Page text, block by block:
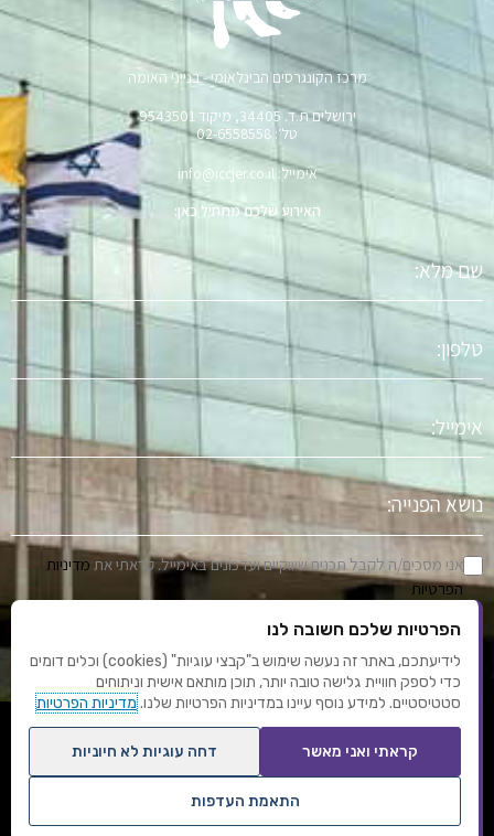
מרכז הקונגרסים הבינלאומי - בנייני האומה
ירושלים ת.ד. 34405, מיקוד 9543501
טל׳: 02-6558558
אימייל: info@iccjer.co.il
האירוע שלכם מתחיל כאן:
מלא
טלפון
אימייל
נושא
הפניה
אני מסכים/ה לקבל תכנים שיווקיים ועדכונים באימייל. קראתי את מדיניות
הפרטיות
T
u
k
t
Y
o
t
F
a
עיצוב ופיתוח: אוריון שיווק באינטרנט
הפרטיות שלכם חשובה לנו
לידיעתכם, באתר זה נעשה שימוש ב"קבצי עוגיות" (cookies) וכלים דומים
כדי לספק חוויית גלישה טובה יותר, תוכן מותאם אישית וניתוחים
סטטיסטיים. למידע נוסף עיינו במדיניות הפרטיות שלנו.מדיניות הפרטיות
קראתי ואני מאשר דחה עוגיות לא חיוניות
התאמת העדפות
שנו העדפות פרטיות